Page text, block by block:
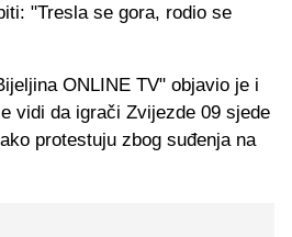
"Tresla se gora, rodio se
ONLINE TV" objavio je i
vidi da igrači Zvijezde 09 sjede
protestuju zbog suđenja na